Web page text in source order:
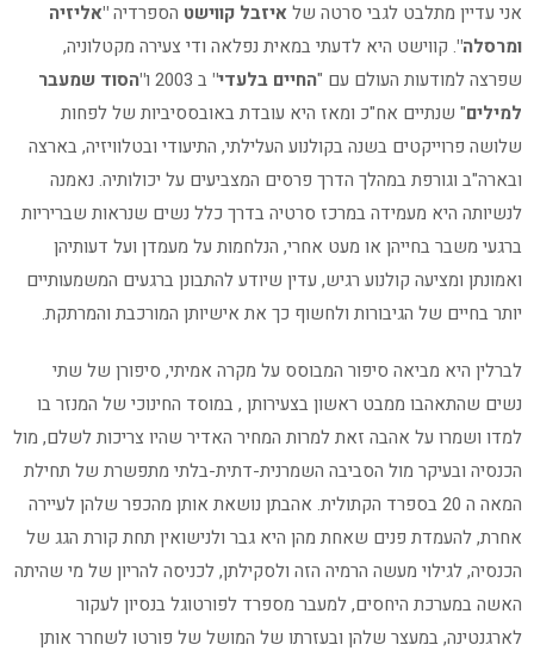
אני עדיין מתלבט לגבי סרטה שלאיזבל קווישטהספרדיה"אליזיה
ומרסלה". קווישט היא לדעתי במאית נפלאה ודי צעירה מקטלוניה,
שפרצה למודעות העולם עם " החיים בלעדי"ב 2003 ו
"הסוד שמעבר
למילים" שנתיים אח"כ ומאז היא עובדת באובססיביות של לפחות
שלושה פרוייקטים בשנה בקולנוע העלילתי, התיעודי ובטלוויזיה, בארצה
ובארה"ב וגורפת במהלך הדרך פרסים המצביעים על יכולותיה. נאמנה
לנשיותה היא מעמידה במרכז סרטיה בדרך כלל נשים שנראות שבריריות
ברגעי משבר בחייהן או מעט אחרי, הנלחמות על מעמדן ועל דעותיהן
ואמונתן ומציעה קולנוע רגיש, עדין שיודע להתבונן ברגעים המשמעותיים
יותר בחיים של הגיבורות ולחשוף כך את אישיותן המורכבת והמרתקת.
לברלין היא מביאה סיפור המבוסס על מקרה אמיתי, סיפורן של שתי
נשים שהתאהבו ממבט ראשון בצעירותן , במוסד החינוכי של המנזר בו
למדו ושמרו על אהבה זאת למרות המחיר האדיר שהיו צריכות לשלם, מול
הכנסיה ובעיקר מול הסביבה השמרנית-דתית-בלתי מתפשרת של תחילת
המאה ה 20 בספרד הקתולית. אהבתן נושאת אותן מהכפר שלהן לעיירה
אחרת, להעמדת פנים שאחת מהן היא גבר ולנישואין תחת קורת הגג של
הכנסיה, לגילוי מעשה הרמיה הזה ולסקילתן, לכניסה להריון של מי שהיתה
האשה במערכת היחסים, למעבר מספרד לפורטוגל בנסיון לעקור
לארגנטינה, במעצר שלהן ובעזרתו של המושל של פורטו לשחרר אותן